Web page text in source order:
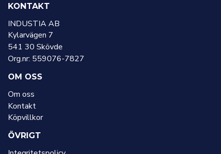
KONTAKT
INDUSTIA AB
Kylarvägen 7
541 30 Skövde
Org.nr: 559076-7827
OM OSS
Om oss
Kontakt
Köpvillkor
ÖVRIGT